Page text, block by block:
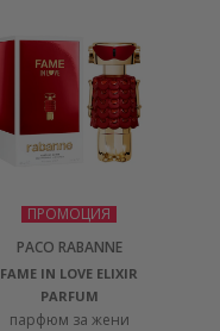
ПРОМОЦИЯ
PACO RABANNE
FAME IN LOVE ELIXIR
PARFUM
парфюм за жени